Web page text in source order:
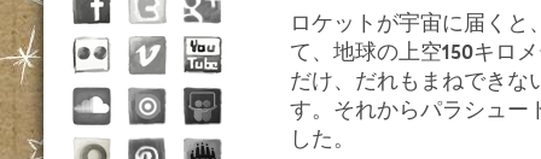
ロケットが宇宙に届く
て、地球の上空150キロ
だけ、だれもまねできな
す。それからパラシュー
した。